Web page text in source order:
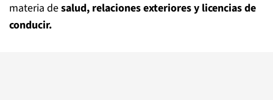
materia desalud, relaciones exteriores y licencias de
conducir.